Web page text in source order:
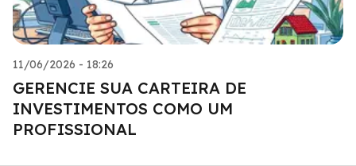
11/06/2026 - 18:26
GERENCIE SUA CARTEIRA DE
INVESTIMENTOS COMO UM
PROFISSIONAL